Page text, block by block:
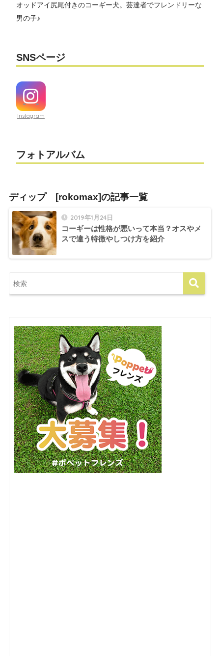
オッドアイ尻尾付きのコーギー犬。芸達者でフレンドリーな
男の子♪
SNSページ
Instagram
フォトアルバム
ディップ [rokomax]の記事一覧
2019年1月24日
コーギーは性格が悪いって本当？オスやメ
スで違う特徴やしつけ方を紹介